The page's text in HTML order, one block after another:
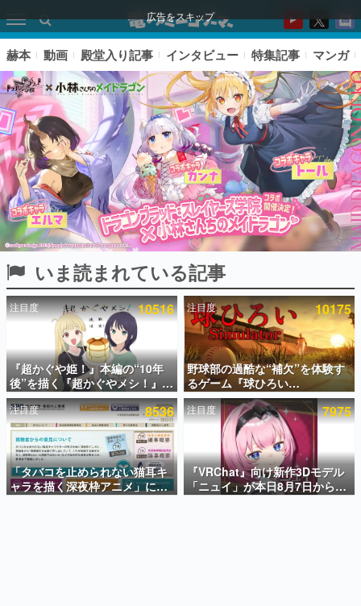
広告をスキップ
ピックアップ
電ファミのいま読まれている記事ランキング
アプリセール情報
インタビュー
連載・特集一覧
殿堂入り記事
SNS拡散数が数千以上！ ページビュー数万以上！ などな
ど。多くの人々に読まれた、電ファミ渾身の“殿堂入り”記
事をまとめました。
赫本 動画 殿堂入り記事 インタビュー 特集記事 マンガ
いま読まれている記事
注目度 10516
『超かぐや姫！』本編の“10年
後”を描く『超かぐやメシ！』
Web連載決定。新たなWebマン
ガレーベル「ビビビコミック」
にて特別話が掲載スタート、あ
のお話には…まだ続きがある！
注目度 10175
野球部の過酷な“補欠”を体験す
るゲーム『球ひろい
Simulator』が「1件」のウィッ
シュリストをもとにチェコ語に
対応しSNSで話題に。『キング
ダム・カム』開発元やチェコの
プロ野球選手から称賛の声
注目度 8536
「タバコを止められない猫耳キ
ャラを描く深夜枠アニメ」に視
聴者の一部から批判意見。違法
注目度 7975
『VRChat』向け新作3Dモデル
「ニュイ」が本日8月7日から
BOOTHにて発売。瞳に光る星